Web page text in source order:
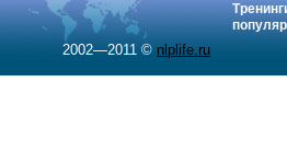
2002—2011 © nlplife.ru